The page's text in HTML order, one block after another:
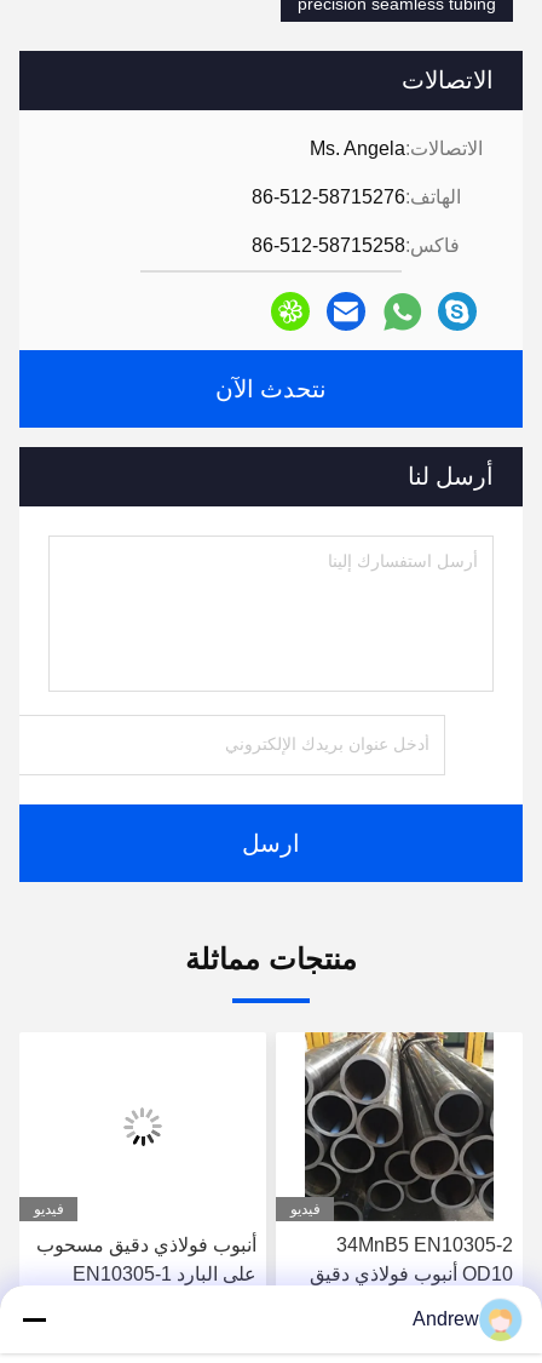
الاتصالات
الاتصالات:Ms. Angela
الهاتف:86-512-58715276
فاكس:86-512-58715258
نتحدث الآن
أرسل لنا
ارسل
precision seamless tubing
منتجات مماثلة
فيديو
34MnB5 EN10305-2
OD10 أنبوب فولاذي دقيق
لتطبيقات السيارات
فيديو
أنبوب فولاذي دقيق مسحوب
على البارد EN10305-1
Andrew